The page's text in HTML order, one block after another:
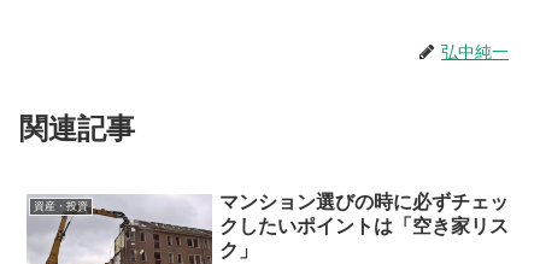
弘中純一
関連記事
資産・投資
マンション選びの時に必ずチェッ
クしたいポイントは「空き家リス
ク」